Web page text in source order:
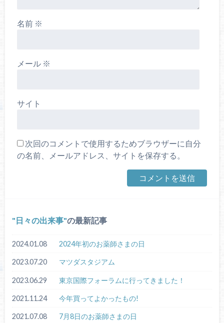
名前 ※
メール ※
サイト
次回のコメントで使用するためブラウザーに自分
の名前、メールアドレス、サイトを保存する。
日々の出来事 の最新記事
2024.01.08 2024年初のお薬師さまの日
2023.07.20 マツダスタジアム
2023.06.29 東京国際フォーラムに行ってきました！
2021.11.24 今年買ってよかったもの!
2021.07.08 7月8日のお薬師さまの日